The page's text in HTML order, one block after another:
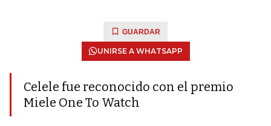
GUARDAR
UNIRSE A WHATSAPP
Celele fue reconocido con el premio
Miele One To Watch